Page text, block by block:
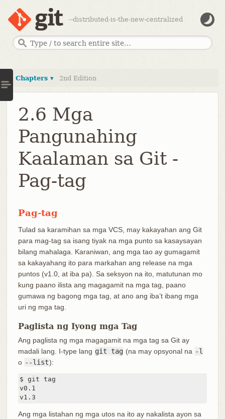
--distributed-is-the-new-centralized
Chapters ▾ 2nd Edition
2.6 Mga
Pangunahing
Kaalaman sa Git -
Pag-tag
Pag-tag
Tulad sa karamihan sa mga VCS, may kakayahan ang Git
para mag-tag sa isang tiyak na mga punto sa kasaysayan
bilang mahalaga. Karaniwan, ang mga tao ay gumagamit
sa kakayahang ito para markahan ang release na mga
puntos (v1.0, at iba pa). Sa seksyon na ito, matutunan mo
kung paano ilista ang magagamit na mga tag, paano
gumawa ng bagong mga tag, at ano ang iba’t ibang mga
uri ng mga tag.
Paglista ng Iyong mga Tag
Ang paglista ng mga magagamit na mga tag sa Git ay
madali lang. I-type lang git tag (na may opsyonal na -l
o --list):
$ git tag
v0.1
v1.3
Ang mga listahan ng mga utos na ito ay nakalista ayon sa